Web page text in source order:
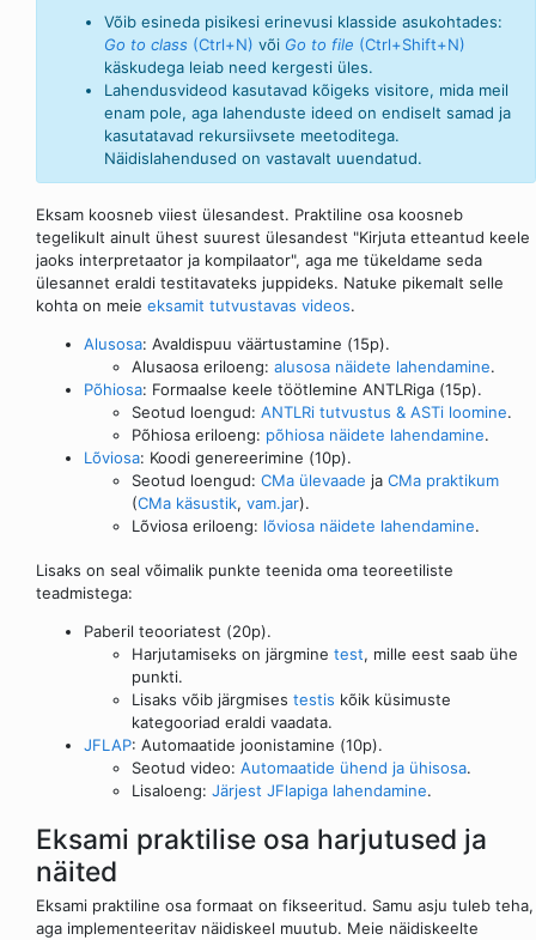
Võib esineda pisikesi erinevusi klasside asukohtades:
Go to class (Ctrl+N) või Go to file (Ctrl+Shift+N)
käskudega leiab need kergesti üles.
Lahendusvideod kasutavad kõigeks visitore, mida meil
enam pole, aga lahenduste ideed on endiselt samad ja
kasutatavad rekursiivsete meetoditega.
Näidislahendused on vastavalt uuendatud.
Eksam koosneb viiest ülesandest. Praktiline osa koosneb
tegelikult ainult ühest suurest ülesandest "Kirjuta etteantud keele
jaoks interpretaator ja kompilaator", aga me tükeldame seda
ülesannet eraldi testitavateks juppideks. Natuke pikemalt selle
kohta on meie eksamit tutvustavas videos.
Alusosa: Avaldispuu väärtustamine (15p).
Alusaosa eriloeng: alusosa näidete lahendamine.
Põhiosa: Formaalse keele töötlemine ANTLRiga (15p).
Seotud loengud: ANTLRi tutvustus & ASTi loomine.
Põhiosa eriloeng: põhiosa näidete lahendamine.
Lõviosa: Koodi genereerimine (10p).
Seotud loengud: CMa ülevaade ja CMa praktikum
(CMa käsustik, vam.jar).
Lõviosa eriloeng: lõviosa näidete lahendamine.
Lisaks on seal võimalik punkte teenida oma teoreetiliste
teadmistega:
Paberil teooriatest (20p).
Harjutamiseks on järgmine test, mille eest saab ühe
punkti.
Lisaks võib järgmises testis kõik küsimuste
kategooriad eraldi vaadata.
JFLAP: Automaatide joonistamine (10p).
Seotud video: Automaatide ühend ja ühisosa.
Lisaloeng: Järjest JFlapiga lahendamine.
Eksami praktilise osa harjutused ja
näited
Eksami praktiline osa formaat on fikseeritud. Samu asju tuleb teha,
aga implementeeritav näidiskeel muutub. Meie näidiskeelte